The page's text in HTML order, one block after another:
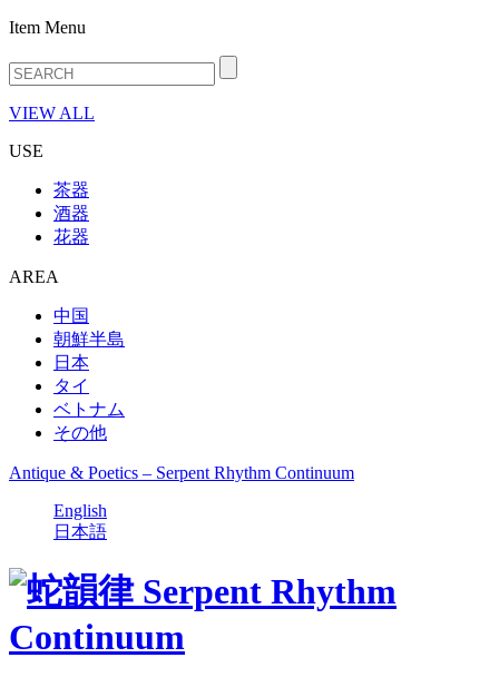
Item Menu
VIEW ALL
USE
茶器
酒器
花器
AREA
中国
朝鮮半島
日本
タイ
ベトナム
その他
Antique & Poetics – Serpent Rhythm Continuum
English
日本語